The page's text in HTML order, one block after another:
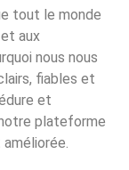
tout le monde
aux
nous nous
fiables et
et
plateforme